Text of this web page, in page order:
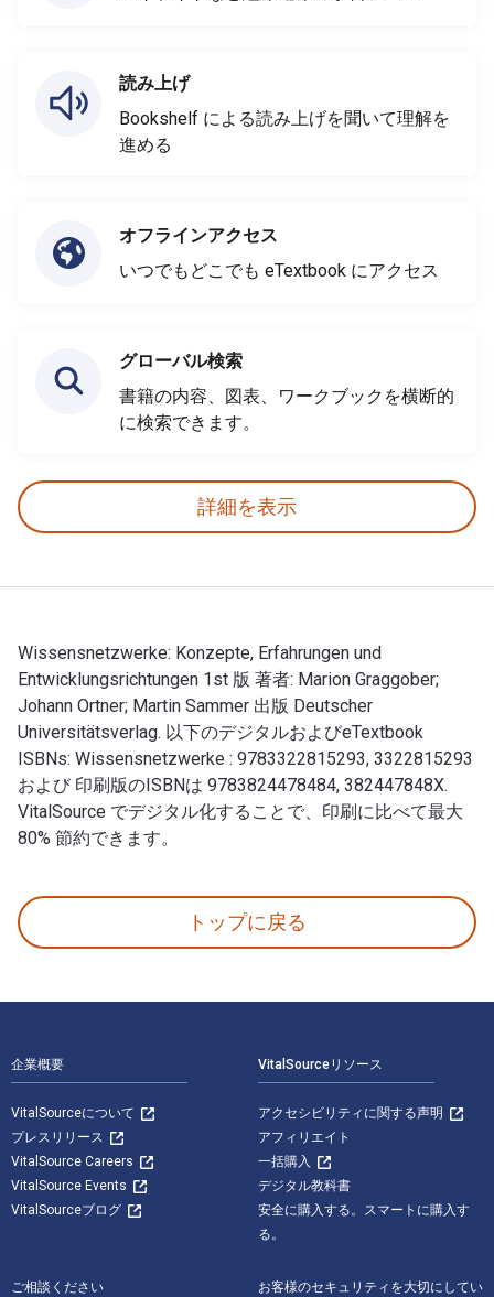
読み上げ
Bookshelf による読み上げを聞いて理解を
進める
オフラインアクセス
いつでもどこでも eTextbook にアクセス
グローバル検索
書籍の内容、図表、ワークブックを横断的
に検索できます。
詳細を表示
Wissensnetzwerke: Konzepte, Erfahrungen und
Entwicklungsrichtungen 1st 版 著者: Marion Graggober;
Johann Ortner; Martin Sammer 出版 Deutscher
Universitätsverlag. 以下のデジタルおよびeTextbook
ISBNs: Wissensnetzwerke : 9783322815293, 3322815293
および 印刷版のISBNは 9783824478484, 382447848X.
VitalSource でデジタル化することで、印刷に比べて最大
80% 節約できます。
トップに戻る
企業概要
VitalSourceについて
プレスリリース
VitalSource Careers
VitalSource Events
VitalSourceブログ
VitalSourceリソース
アクセシビリティに関する声明
アフィリエイト
一括購入
デジタル教科書
安全に購入する。スマートに購入す
る。
ご相談ください
お客様のセキュリティを大切にしてい